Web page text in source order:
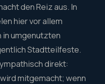
den Reiz aus. In
hier vor allem
in umgenutzten
Stadtteilfeste.
direkt:
mitgemacht; wenn